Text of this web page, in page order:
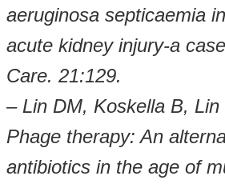
aeruginosa septicaemia
acute kidney injury-a
Care. 21:129.
– Lin DM, Koskella B, Lin
Phage therapy: An
antibiotics in the age of